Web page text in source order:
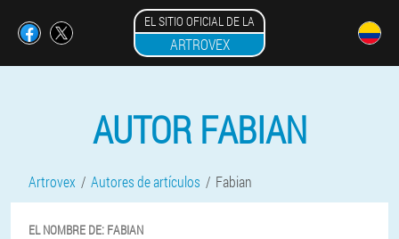
EL SITIO OFICIAL DE LA
ARTROVEX
AUTOR FABIAN
Artrovex Autores de artículos Fabian
EL NOMBRE DE: FABIAN